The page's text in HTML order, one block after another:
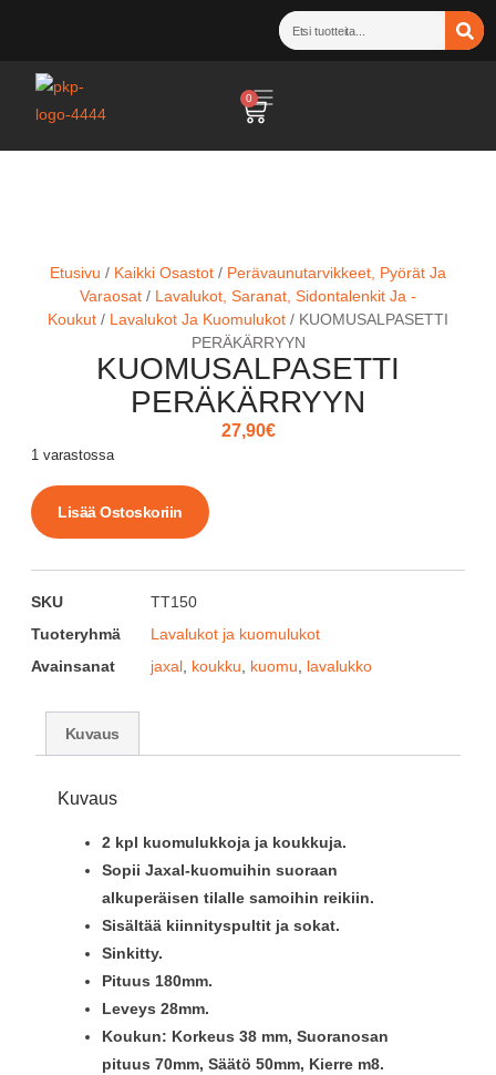
0
Etusivu / Kaikki Osastot / Perävaunutarvikkeet, Pyörät Ja
Varaosat / Lavalukot, Saranat, Sidontalenkit Ja -
Koukut / Lavalukot Ja Kuomulukot / KUOMUSALPASETTI
PERÄKÄRRYYN
KUOMUSALPASETTI
PERÄKÄRRYYN
27,90€
1 varastossa
Lisää Ostoskoriin
SKU
TT150
Tuoteryhmä
Lavalukot ja kuomulukot
Avainsanat
jaxal koukku kuomu lavalukko
Kuvaus
Kuvaus
2 kpl kuomulukkoja ja koukkuja.
Sopii Jaxal-kuomuihin suoraan
alkuperäisen tilalle samoihin reikiin.
Sisältää kiinnityspultit ja sokat.
Sinkitty.
Pituus 180mm.
Leveys 28mm.
Koukun: Korkeus 38 mm, Suoranosan
pituus 70mm, Säätö 50mm, Kierre m8.